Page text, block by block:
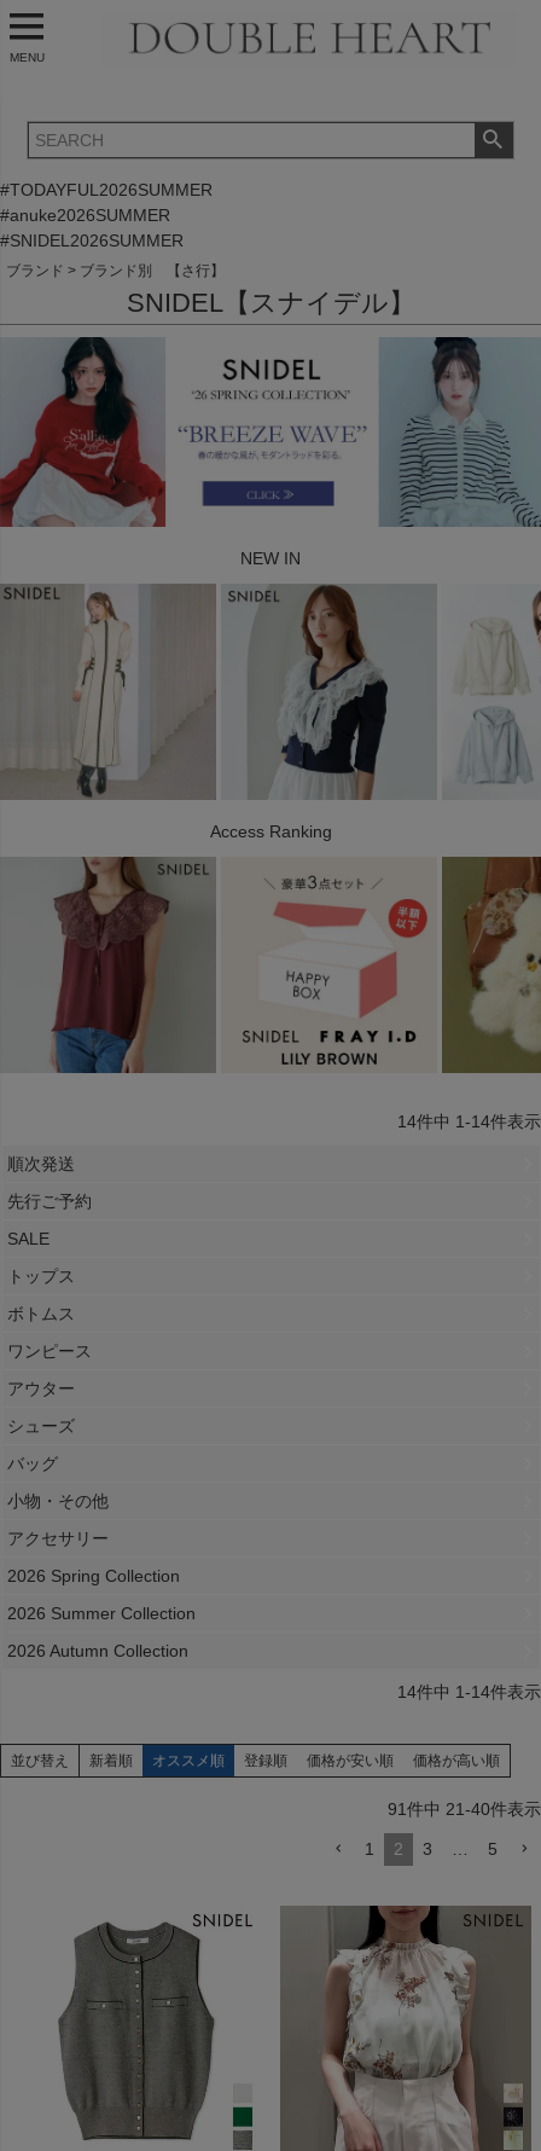
MENU
#TODAYFUL2026SUMMER
#anuke2026SUMMER
#SNIDEL2026SUMMER
ブランド ブランド別 【さ行】
SNIDEL【スナイデル】
NEW IN
Access Ranking
14件中 1-14件表示
順次発送
先行ご予約
SALE
トップス
ボトムス
ワンピース
アウター
シューズ
バッグ
小物・その他
アクセサリー
2026 Spring Collection
2026 Summer Collection
2026 Autumn Collection
14件中 1-14件表示
並び替え 新着順 オススメ順 登録順 価格が安い順 価格が高い順
91件中 21-40件表示
1 2 3 5